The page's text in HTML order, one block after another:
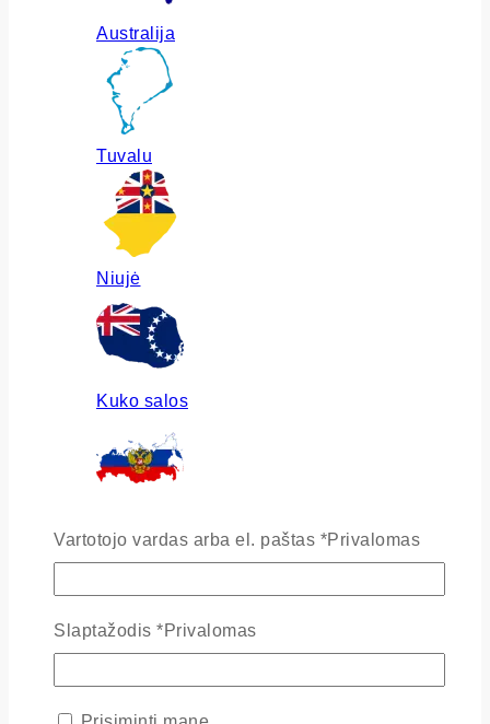
Australija
Tuvalu
Niujė
Kuko salos
Vartotojo vardas arba el. paštas *Privalomas
Slaptažodis *Privalomas